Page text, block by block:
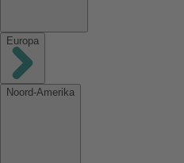
Europa
Noord-Amerika